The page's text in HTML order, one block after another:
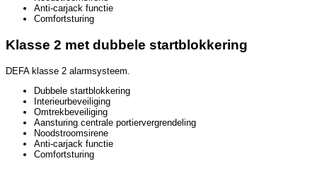
Anti-carjack functie
Comfortsturing
Klasse 2 met dubbele startblokkering
DEFA klasse 2 alarmsysteem.
Dubbele startblokkering
Interieurbeveiliging
Omtrekbeveiliging
Aansturing centrale portiervergrendeling
Noodstroomsirene
Anti-carjack functie
Comfortsturing